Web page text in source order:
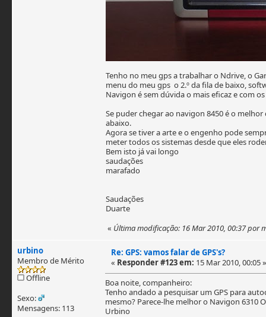
Tenho no meu gps a trabalhar o Ndrive, o
menu do meu gps o 2.º da fila de baixo,
Navigon é sem dúvida o mais eficaz e com
Se puder chegar ao navigon 8450 é o
abaixo.
Agora se tiver a arte e o engenho pode
meter todos os sistemas desde que eles
Bem isto já vai longo
saudações
marafado
Saudações
Duarte
« Última modificação: 16 Mar 2010, 00:37 por
urbino
Membro de Mérito
Offline
Sexo:
Mensagens: 113
Re: GPS: vamos falar de GPS's?
« Responder #123 em: 15 Mar 2010, 00:05 »
Boa noite, companheiro:
Tenho andado a pesquisar um GPS para
mesmo? Parece-lhe melhor o Navigon 6310
Urbino